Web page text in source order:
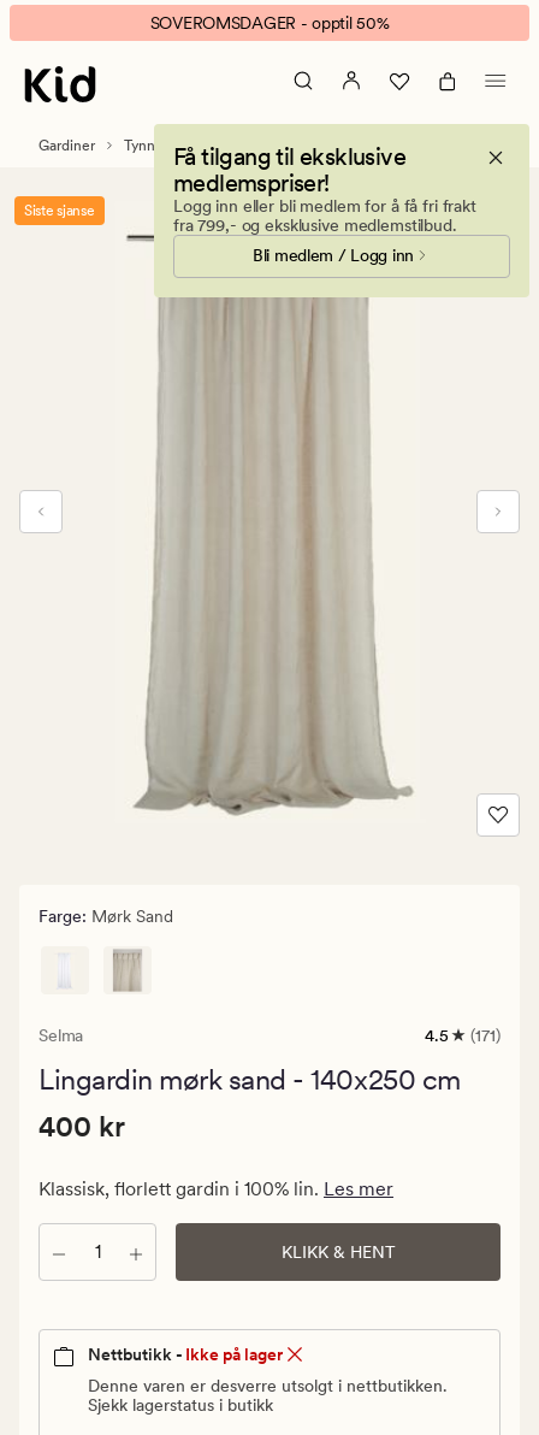
Selma
lingardin
mørk
sand
banner.
Klikk
ESCAPE
pause.
SOVEROMSDAGER - opptil 50%
Få tilgang til eksklusive
medlemspriser!
Logg inn eller bli medlem for å få fri frakt
fra 799,- og eksklusive medlemstilbud.
Bli medlem / Logg inn
Gardiner Tynne gardiner
Siste sjanse
Farge: Mørk Sand
Selma
171
med
4.5 (171)
Lingardin mørk sand - 140x250 cm
Pris
pris
400
Pris 400 kr
400 kr
Klassisk, florlett gardin i 100% lin. Les mer
Antall KLIKK & HENT
Nettbutikk - Ikke på lager
Denne varen er desverre utsolgt i nettbutikken.
Sjekk lagerstatus i butikk